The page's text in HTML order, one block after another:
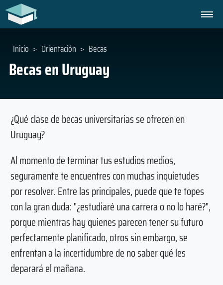
Becas en Uruguay
Inicio > Orientación > Becas
¿Qué clase de becas universitarias se ofrecen en
Uruguay?
Al momento de terminar tus estudios medios,
seguramente te encuentres con muchas inquietudes
por resolver. Entre las principales, puede que te topes
con la gran duda: "¿estudiaré una carrera o no lo haré?",
porque mientras hay quienes parecen tener su futuro
perfectamente planificado, otros sin embargo, se
enfrentan a la incertidumbre de no saber qué les
deparará el mañana.